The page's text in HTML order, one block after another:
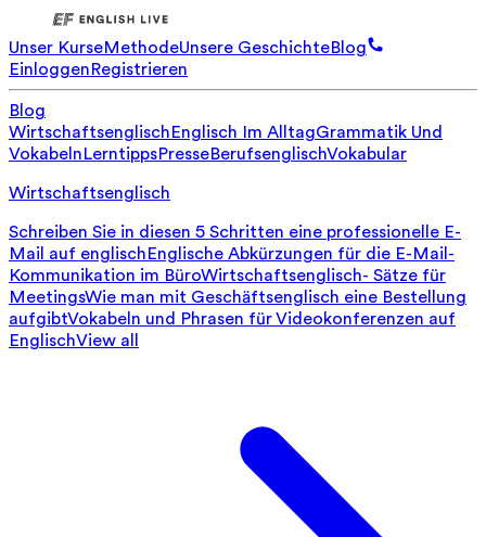
Unser KurseMethodeUnsere GeschichteBlog
EinloggenRegistrieren
Blog
WirtschaftsenglischEnglisch Im AlltagGrammatik Und
VokabelnLerntippsPresseBerufsenglischVokabular
Wirtschaftsenglisch
Schreiben Sie in diesen 5 Schritten eine professionelle E-
Mail auf englischEnglische Abkürzungen für die E-Mail-
Kommunikation im BüroWirtschaftsenglisch- Sätze für
MeetingsWie man mit Geschäftsenglisch eine Bestellung
aufgibtVokabeln und Phrasen für Videokonferenzen auf
EnglischView all